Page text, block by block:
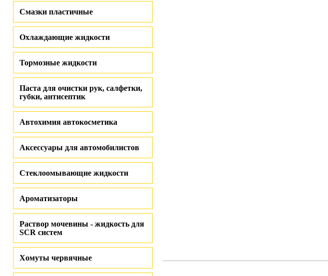
Смазки пластичные
Охлаждающие жидкости
Тормозные жидкости
Паста для очистки рук, салфетки,
губки, антисептик
Автохимия автокосметика
Аксессуары для автомобилистов
Стеклоомывающие жидкости
Ароматизаторы
Раствор мочевины - жидкость для
SCR систем
Хомуты червячные